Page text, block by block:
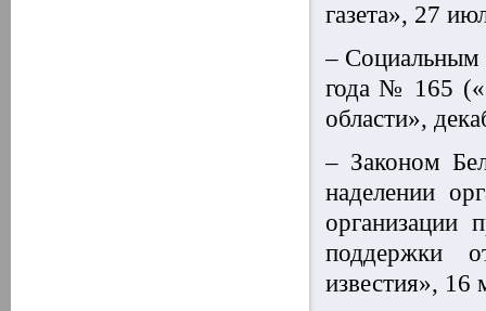
газета», 27
– Социальным
года № 165
области»,
– Законом
наделении
организации
поддержки
известия»,